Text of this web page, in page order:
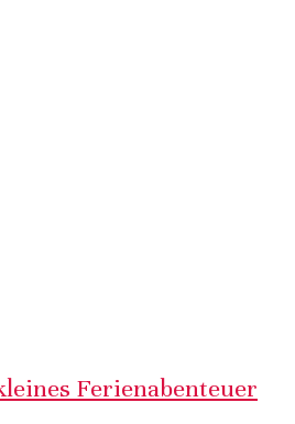
Ferienabenteuer